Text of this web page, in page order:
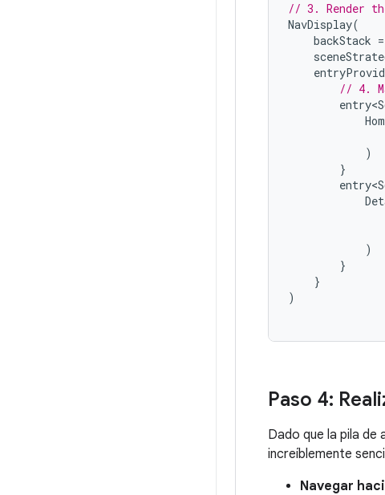
// 3. Render
NavDisplay(
backStack =
// 4.
)
}
)
}
}
)
Paso 4:
Dado que la pila de
increíblemente
Navegar